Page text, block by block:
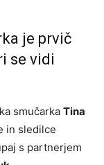
je prvič
se vidi
smučarka Tina
in sledilce
s partnerjem